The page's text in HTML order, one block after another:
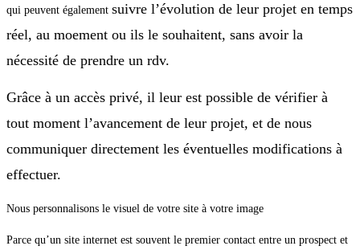
qui peuvent également suivre l’évolution de leur projet en temps
réel, au moement ou ils le souhaitent, sans avoir la
nécessité de prendre un rdv.
Grâce à un accès privé, il leur est possible de vérifier à
tout moment l’avancement de leur projet, et de nous
communiquer directement les éventuelles modifications à
effectuer.
Nous personnalisons le visuel de votre site à votre image
Parce qu’un site internet est souvent le premier contact entre un prospect et